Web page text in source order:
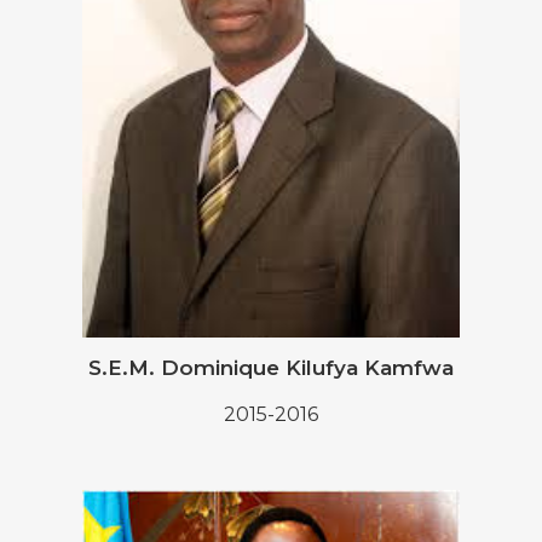
S.E.M. Dominique Kilufya Kamfwa
2015-2016